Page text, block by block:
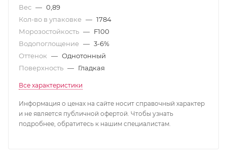
Вес — 0,89
Кол-во в упаковке — 1784
Морозостойкость — F100
Водопоглощение — 3-6%
Оттенок — Однотонный
Поверхность — Гладкая
Все характеристики
Информация о ценах на сайте носит справочный характер
и не является публичной офертой. Чтобы узнать
подробнее, обратитесь к нашим специалистам.